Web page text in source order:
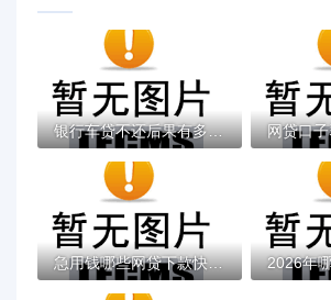
银行车贷不还后果有多严重？这些隐患你必须...
急用钱哪些网贷下款快 这5类平台审核快额度...